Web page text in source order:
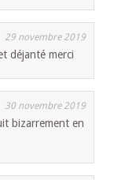
29 novembre 2019
déjanté merci
30 novembre 2019
bizarrement en